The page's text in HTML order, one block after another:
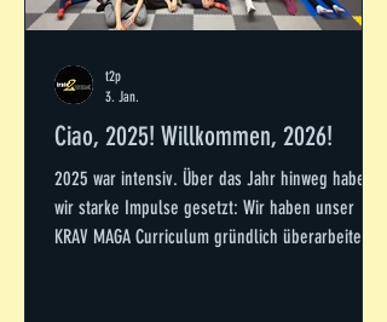
Ciao, 2025! Willkommen, 2026!
2025 war intensiv. Über das Jahr hinweg haben
wir starke Impulse gesetzt: Wir haben unser
KRAV MAGA Curriculum gründlich überarbeitet
t2p
3. Jan.